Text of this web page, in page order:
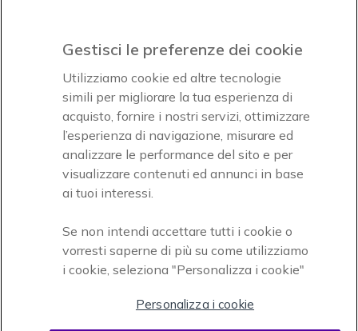
Accettiamo
Onedirect, azienda del gruppo INCEPT
Gestisci le preferenze dei cookie
Utilizziamo cookie ed altre tecnologie
simili per migliorare la tua esperienza di
acquisto, fornire i nostri servizi, ottimizzare
l’esperienza di navigazione, misurare ed
analizzare le performance del sito e per
visualizzare contenuti ed annunci in base
ai tuoi interessi.
Se non intendi accettare tutti i cookie o
vorresti saperne di più su come utilizziamo
i cookie, seleziona "Personalizza i cookie"
Personalizza i cookie